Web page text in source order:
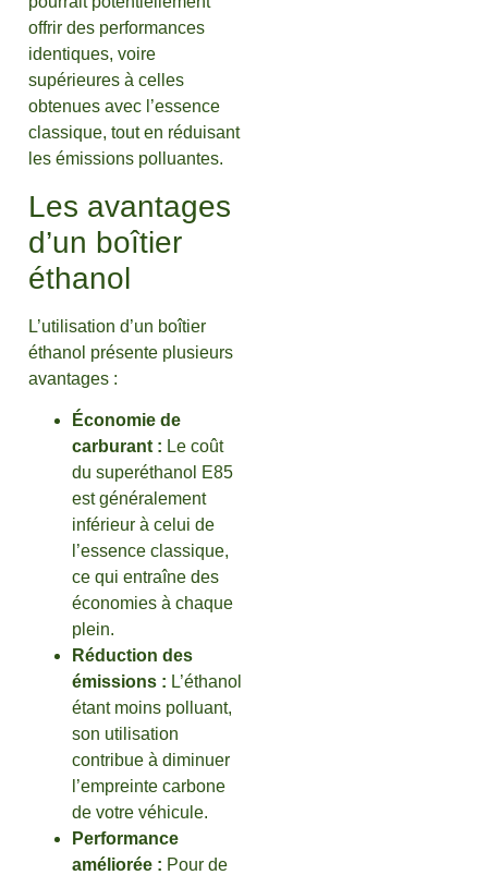
offrir des performances
identiques, voire
supérieures à celles
obtenues avec l’essence
classique, tout en réduisant
les émissions polluantes.
Les avantages
d’un boîtier
éthanol
L’utilisation d’un boîtier
éthanol présente plusieurs
avantages :
Économie de
carburant : Le coût
du superéthanol E85
est généralement
inférieur à celui de
l’essence classique,
ce qui entraîne des
économies à chaque
plein.
Réduction des
émissions : L’éthanol
étant moins polluant,
son utilisation
contribue à diminuer
l’empreinte carbone
de votre véhicule.
Performance
améliorée : Pour de